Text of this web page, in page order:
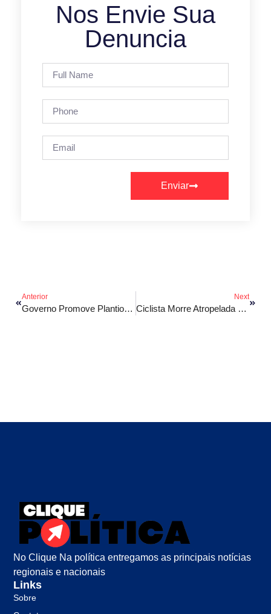
Nos Envie Sua
Denuncia
Enviar
Anterior
Governo Promove Plantio De Mudas Com Crianças Em São Luís
Next
Ciclista Morre Atropelada Por Carreta Em Desafio De Bike
No Clique Na política entregamos as principais notícias
regionais e nacionais
Links
Sobre